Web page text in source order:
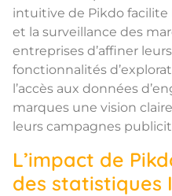
intuitive de Pikdo facilite
et la surveillance des
entreprises d’affiner
fonctionnalités
l’accès aux données
marques une vision
leurs campagnes
L’impact de
des statistiques